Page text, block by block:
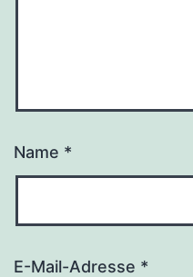
Name *
E-Mail-Adresse *